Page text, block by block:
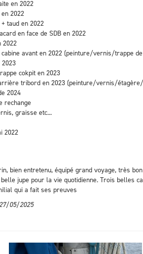
en 2022
2022
taud en 2022
en face de SDB en 2022
2022
avant en 2022 (peinture/vernis/trappe
cokpit en 2023
tribord en 2023 (peinture/vernis/
2024
rechange
graisse etc...
2022
bien entretenu, équipé grand voyage, très
jupe pour la vie quotidienne. Trois belles
qui a fait ses preuves
05/2025